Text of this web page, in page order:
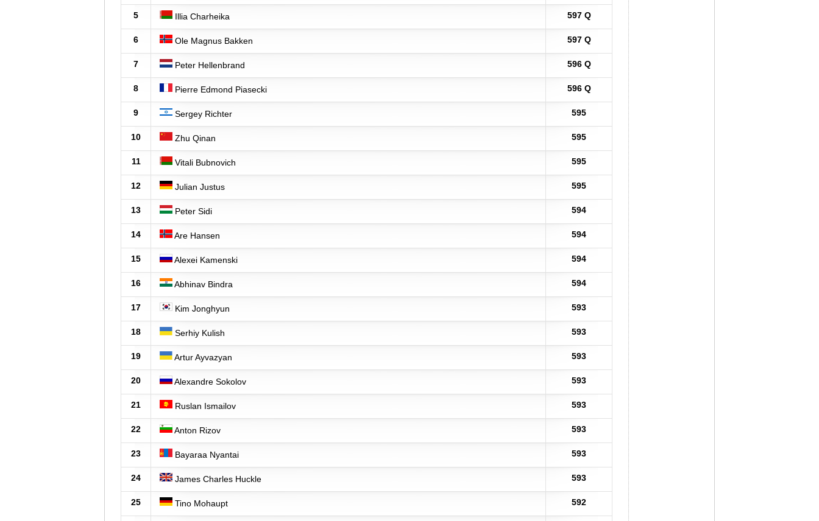
5 Illia Charheika 597 Q
6 Ole Magnus Bakken 597 Q
7 Peter Hellenbrand 596 Q
8 Pierre Edmond Piasecki 596 Q
9 Sergey Richter 595
10 Zhu Qinan 595
11 Vitali Bubnovich 595
12 Julian Justus 595
13 Peter Sidi 594
14 Are Hansen 594
15 Alexei Kamenski 594
16 Abhinav Bindra 594
17 Kim Jonghyun 593
18 Serhiy Kulish 593
19 Artur Ayvazyan 593
20 Alexandre Sokolov 593
21 Ruslan Ismailov 593
22 Anton Rizov 593
23 Bayaraa Nyantai 593
24 James Charles Huckle 593
25 Tino Mohaupt 592